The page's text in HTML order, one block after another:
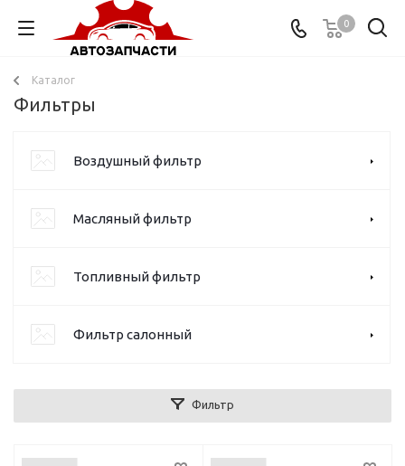
0
Каталог
Фильтры
Воздушный фильтр
Масляный фильтр
Топливный фильтр
Фильтр салонный
Фильтр